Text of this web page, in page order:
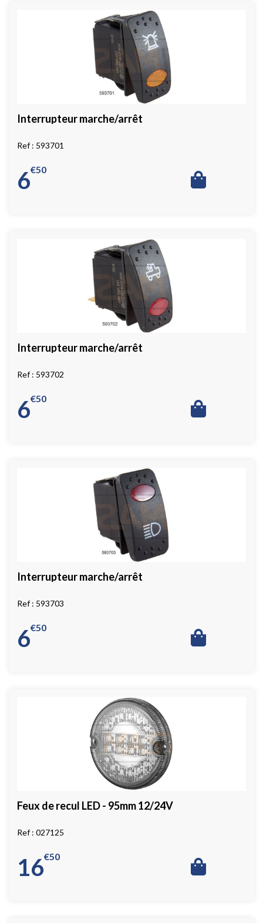
Interrupteur marche/arrêt
593701
6 50
€
Interrupteur marche/arrêt
593702
6 50
€
Interrupteur marche/arrêt
593703
6 50
€
Feux de recul LED - 95mm 12/24V
027125
16 50
€